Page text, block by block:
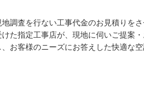
調査を行ない工事代金のお見積りを
た指定工事店が、現地に伺いご提案
、お客様のニーズにお答えした快適な